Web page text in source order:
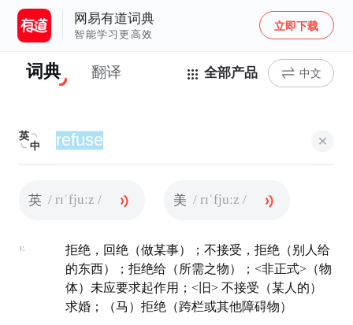
网易有道词典
智能学习更高效
立即下载
词典 翻译 全部产品 中文
英
中
英 / rɪˈfjuːz / 美 / rɪˈfjuːz /
v.
拒绝，回绝（做某事）；不接受，拒绝（别人给
的东西）；拒绝给（所需之物）；<非正式>（物
体）未应要求起作用；<旧> 不接受（某人的）
求婚；（马）拒绝（跨栏或其他障碍物）